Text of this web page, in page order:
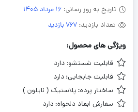
تاریخ به روز رسانی: 16 مرداد 1405
تعداد بازدید: 767 بازدید
ویژگی های محصول:
قابلیت شستشو: دارد
قابلیت جابجایی: دارد
ساختار پرده: پلاستیک ( نایلون )
سفارش ابعاد دلخواه: دارد